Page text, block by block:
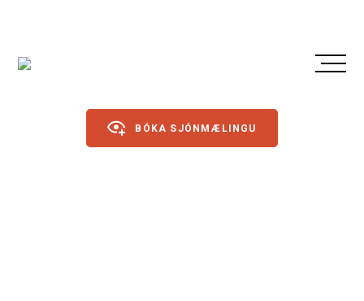
BÓKA SJÓNMÆLINGU